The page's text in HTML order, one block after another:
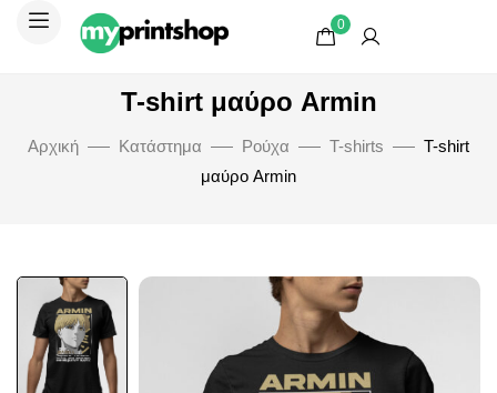
0
T-shirt μαύρο Armin
Αρχική Κατάστημα Ρούχα T-shirts
T-shirt
μαύρο Armin